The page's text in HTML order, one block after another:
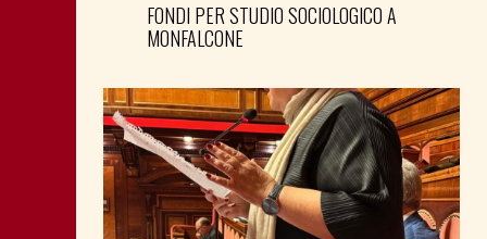
FONDI PER STUDIO SOCIOLOGICO A
MONFALCONE